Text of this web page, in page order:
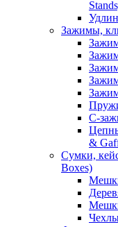
Зажимы,
С-
&
Сумки,
Boxes)